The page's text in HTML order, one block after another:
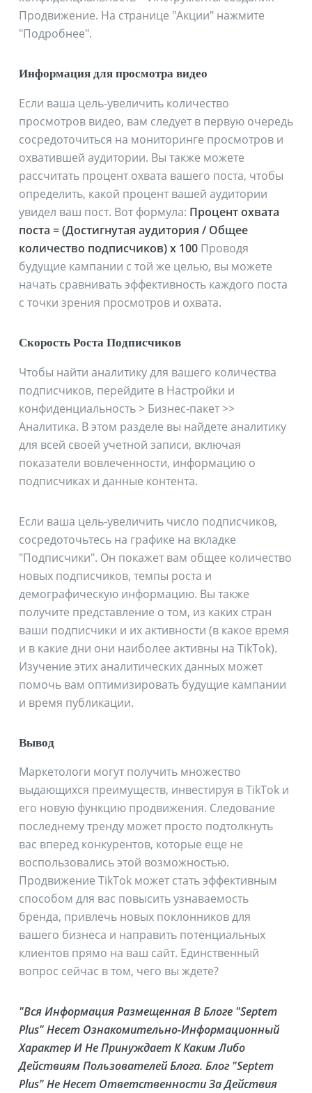
Продвижение. На странице "Акции" нажмите
"Подробнее".
Информация для просмотра видео
Если ваша цель-увеличить количество
просмотров видео, вам следует в первую очередь
сосредоточиться на мониторинге просмотров и
охватившей аудитории. Вы также можете
рассчитать процент охвата вашего поста, чтобы
определить, какой процент вашей аудитории
увидел ваш пост. Вот формула: Процент охвата
поста = (Достигнутая аудитория / Общее
количество подписчиков) х 100Проводя
будущие кампании с той же целью, вы можете
начать сравнивать эффективность каждого поста
с точки зрения просмотров и охвата.
Скорость Роста Подписчиков
Чтобы найти аналитику для вашего количества
подписчиков, перейдите в Настройки и
конфиденциальность > Бизнес-пакет >>
Аналитика. В этом разделе вы найдете аналитику
для всей своей учетной записи, включая
показатели вовлеченности, информацию о
подписчиках и данные контента.
Если ваша цель-увеличить число подписчиков,
сосредоточьтесь на графике на вкладке
"Подписчики". Он покажет вам общее количество
новых подписчиков, темпы роста и
демографическую информацию. Вы также
получите представление о том, из каких стран
ваши подписчики и их активности (в какое время
и в какие дни они наиболее активны на TikTok).
Изучение этих аналитических данных может
помочь вам оптимизировать будущие кампании
и время публикации.
Вывод
Маркетологи могут получить множество
выдающихся преимуществ, инвестируя в TikTok и
его новую функцию продвижения. Следование
последнему тренду может просто подтолкнуть
вас вперед конкурентов, которые еще не
воспользовались этой возможностью.
Продвижение TikTok может стать эффективным
способом для вас повысить узнаваемость
бренда, привлечь новых поклонников для
вашего бизнеса и направить потенциальных
клиентов прямо на ваш сайт. Единственный
вопрос сейчас в том, чего вы ждете?
"Вся Информация Размещенная В Блоге "Septem
Plus" Несет Ознакомительно-Информационный
Характер И Не Принуждает К Каким Либо
Действиям Пользователей Блога. Блог "Septem
Plus" Не Несет Ответственности За Действия